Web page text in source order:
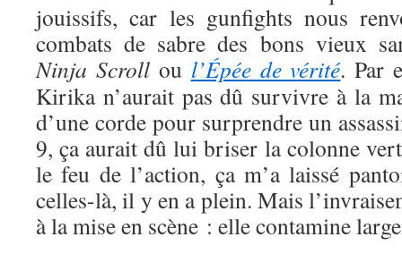
jouissifs, car les gunfights nous
combats de sabre des bons vieux
Ninja Scrollou l’Épée de vérité. Par
Kirika n’aurait pas dû survivre à la
d’une corde pour surprendre un
9, ça aurait dû lui briser la colonne
le feu de l’action, ça m’a laissé
celles-là, il y en a plein. Mais
à la mise en scène : elle contamine